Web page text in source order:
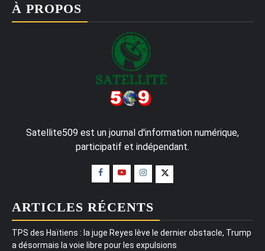
À PROPOS
Satellite509 est un journal d'information numérique,
participatif et indépendant.
ARTICLES RÉCENTS
TPS des Haïtiens : la juge Reyes lève le dernier obstacle, Trump
a désormais la voie libre pour les expulsions